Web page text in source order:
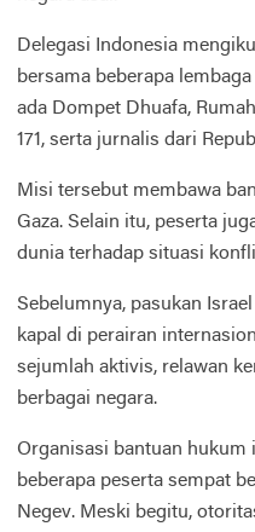
Delegasi Indonesia
bersama beberapa
ada Dompet Dhuafa,
171, serta jurnalis dari
Misi tersebut membawa
Gaza. Selain itu, peserta
dunia terhadap situasi
Sebelumnya, pasukan
kapal di perairan
sejumlah aktivis, relawan
berbagai negara.
Organisasi bantuan
beberapa peserta sempat
Negev. Meski begitu,